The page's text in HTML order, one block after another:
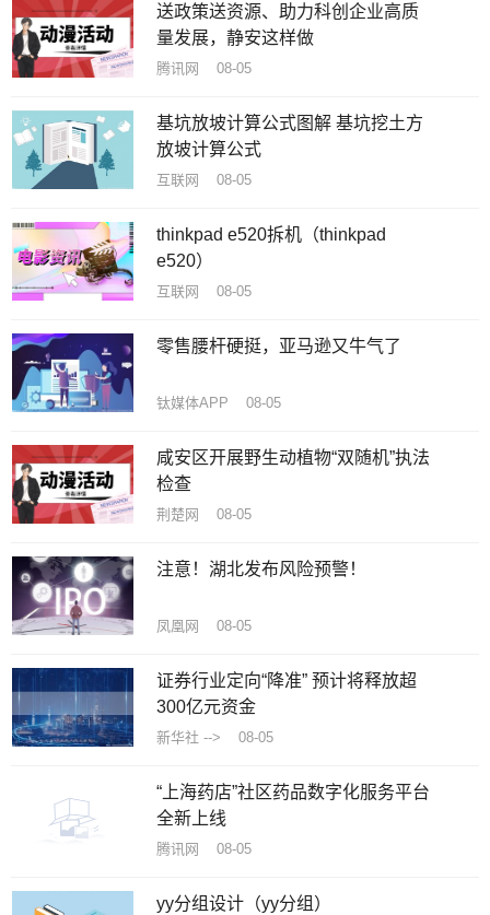
送政策送资源、助力科创企业高质
量发展，静安这样做
腾讯网 08-05
基坑放坡计算公式图解 基坑挖土方
放坡计算公式
互联网 08-05
thinkpad e520拆机（thinkpad
e520）
互联网 08-05
零售腰杆硬挺，亚马逊又牛气了
钛媒体APP 08-05
咸安区开展野生动植物“双随机”执法
检查
荆楚网 08-05
注意！湖北发布风险预警！
凤凰网 08-05
证券行业定向“降准” 预计将释放超
300亿元资金
新华社 --> 08-05
“上海药店”社区药品数字化服务平台
全新上线
腾讯网 08-05
yy分组设计（yy分组）